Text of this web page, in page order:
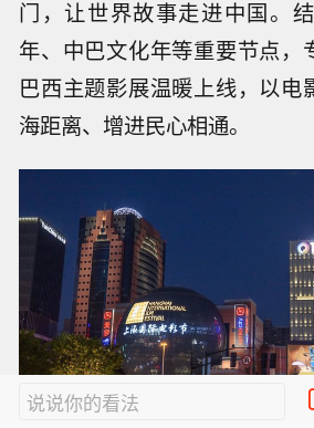
门，让世界故事走进中国。
年、中巴文化年等重要节点，
巴西主题影展温暖上线，以电
海距离、增进民心相通。
说说你的看法